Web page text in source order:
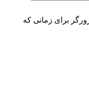
برای زمانی که